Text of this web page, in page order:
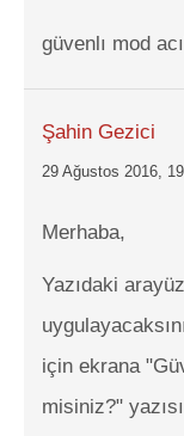
güvenlı mod
Şahin Gezici
29 Ağustos 2016,
Merhaba,
Yazıdaki
için ekrana
misiniz?"